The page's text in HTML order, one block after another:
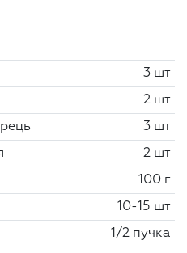
3 шт
2 шт
3 шт
2 шт
100 г
10-15 шт
1/2 пучка